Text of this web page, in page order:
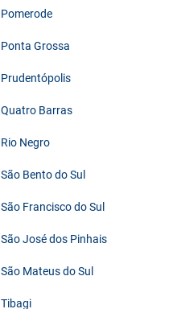
Pomerode
Ponta Grossa
Prudentópolis
Quatro Barras
Rio Negro
São Bento do Sul
São Francisco do Sul
São José dos Pinhais
São Mateus do Sul
Tibagi